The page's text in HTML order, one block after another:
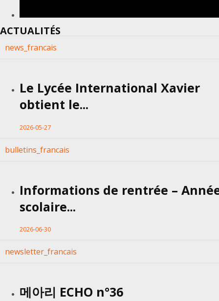
ACTUALITÉS
news_francais
Le Lycée International Xavier
obtient le...
2026-05-27
bulletins_francais
Informations de rentrée –
scolaire...
2026-06-30
newsletter_francais
메아리 ECHO n°36